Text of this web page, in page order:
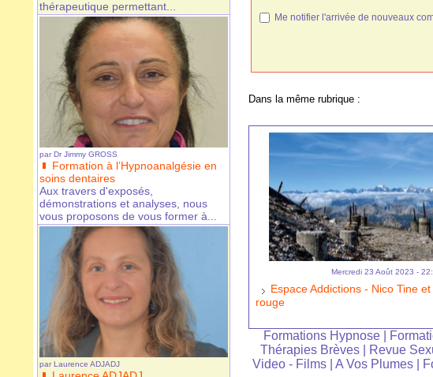
thérapeutique permettant...
par Dr Jimmy GROSS
Formation à l’Hypnoanalgésie en
soins dentaires
Aux travers d'exposés,
démonstrations et analyses, nous
vous proposons de vous former à...
par Laurence ADJADJ
Me notifier l'arrivée de nouveaux
Dans la même rubrique :
Mercredi 23 Août 2023 -
Espace Addictions - Nico Tine
rouge
Formations Hypnose
Thérapies Brèves
Revue
Video - Films
A Vos Plumes